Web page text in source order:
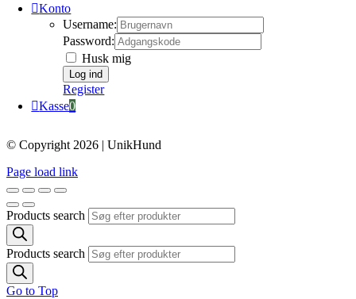
Konto
Username:
Password:
Husk mig
Register
Kasse0
© Copyright 2026 | UnikHund
Page load link
Products search
Products search
Go to Top